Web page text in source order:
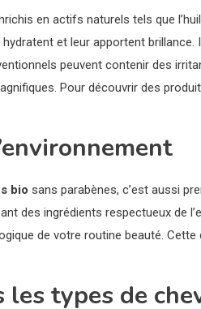
en actifs naturels tels que
et leur apportent
peuvent contenir des
Pour découvrir des
bio sans parabènes, c’est aussi
des ingrédients respectueux de
de votre routine beauté.
types de